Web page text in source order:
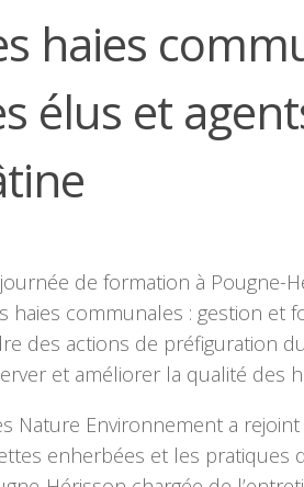
haies
élus et
de formation à Pougne-
communales : gestion et
des actions de préfiguration du
et améliorer la qualité des
Nature Environnement a
enherbées et les pratiques